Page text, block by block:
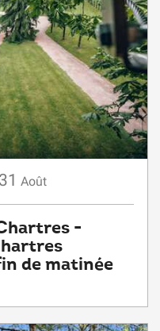
31 Août
-
de matinée